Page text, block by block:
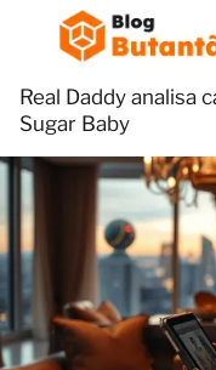
Real Daddy analisa
Sugar Baby